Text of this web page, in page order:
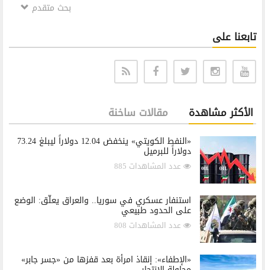
بحث متقدم
تابعنا على
الأكثر مشاهدة مقالات ساخنة
«النفط الكويتي» ينخفض 12.04 دولاراً ليبلغ 73.24
دولاراً للبرميل
عدد المشاهدات 885
استنفار عسكري في سوريا.. والعراق يعلّق: الوضع
على الحدود طبيعي
عدد المشاهدات 808
«الإطفاء»: إنقاذ امرأة بعد قفزها من «جسر جابر»